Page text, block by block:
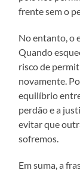
frente sem o
No entanto, o
Quando
risco de
novamente.
equilíbrio
perdão e a
evitar que
sofremos.
Em suma, a